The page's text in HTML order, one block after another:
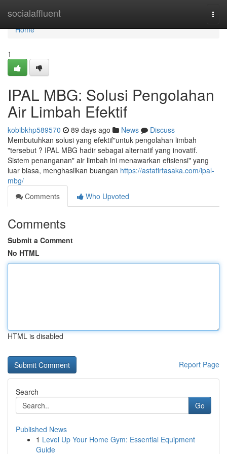
socialaffluent
Home
Home
1
IPAL MBG: Solusi Pengolahan
Air Limbah Efektif
kobibkhp589570 89 days ago News
Discuss
Membutuhkan solusi yang efektif"untuk pengolahan limbah
"tersebut ? IPAL MBG hadir sebagai alternatif yang inovatif.
Sistem penanganan" air limbah ini menawarkan efisiensi" yang
luar biasa, menghasilkan buangan https://astatirtasaka.com/ipal-
mbg/
Comments
Who Upvoted
Comments
Submit a Comment
No HTML
HTML is disabled
Report Page
Search
Go
Published News
1 Level Up Your Home Gym: Essential Equipment
Guide